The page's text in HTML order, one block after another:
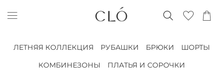
ЛЕТНЯЯ КОЛЛЕКЦИЯ РУБАШКИ БРЮКИ
ШОРТЫ
КОМБИНЕЗОНЫ
ПЛАТЬЯ И СОРОЧКИ